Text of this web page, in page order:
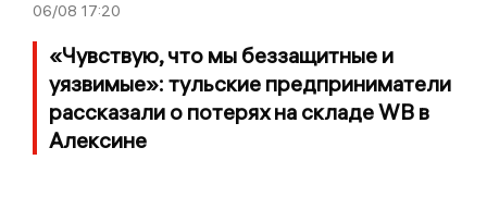
06/08 17:20
«Чувствую, что мы беззащитные и
уязвимые»: тульские предприниматели
рассказали о потерях на складе WB в
Алексине